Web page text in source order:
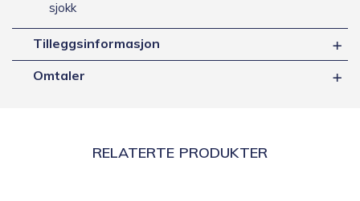
sjokk
Tilleggsinformasjon
Omtaler
RELATERTE PRODUKTER